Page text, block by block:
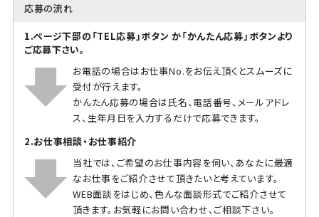
応募の流れ
1.ページ下部の「TEL応募」ボタン か「かんたん応募」ボタンより
ご応募下さい。
お電話の場合はお仕事No.をお伝え頂くとスムーズに
受付が行えます。
かんたん応募の場合は氏名、電話番号、メールアドレ
ス、生年月日を入力するだけで応募できます。
2.お仕事相談・お仕事紹介
当社では、ご希望のお仕事内容を伺い、あなたに最適
なお仕事をご紹介させて頂きたいと考えています。
WEB面談をはじめ、色んな面談形式でご紹介させて
頂きます。お気軽にお問い合わせ、ご相談下さい。